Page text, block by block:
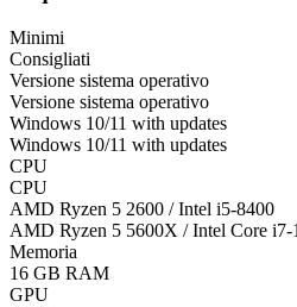
Minimi
Consigliati
Versione sistema operativo
Versione sistema operativo
Windows 10/11 with updates
Windows 10/11 with updates
CPU
CPU
AMD Ryzen 5 2600 / Intel i5-8400
AMD Ryzen 5 5600X / Intel Core i7-
Memoria
16 GB RAM
GPU